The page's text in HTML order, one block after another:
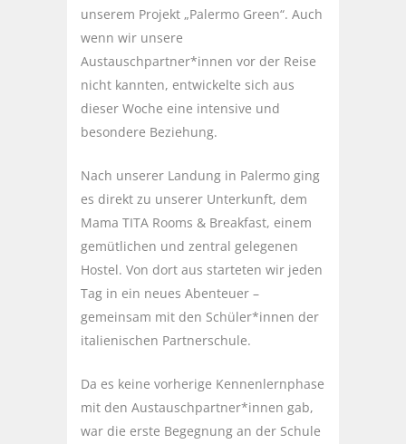
unserem Projekt „Palermo Green“. Auch
wenn wir unsere
Austauschpartner*innen vor der Reise
nicht kannten, entwickelte sich aus
dieser Woche eine intensive und
besondere Beziehung.
Nach unserer Landung in Palermo ging
es direkt zu unserer Unterkunft, dem
Mama TITA Rooms & Breakfast, einem
gemütlichen und zentral gelegenen
Hostel. Von dort aus starteten wir jeden
Tag in ein neues Abenteuer –
gemeinsam mit den Schüler*innen der
italienischen Partnerschule.
Da es keine vorherige Kennenlernphase
mit den Austauschpartner*innen gab,
war die erste Begegnung an der Schule